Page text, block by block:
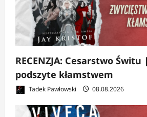
RECENZJA: Cesarstwo
podszyte kłamstwem
Tadek Pawłowski 08.08.2026